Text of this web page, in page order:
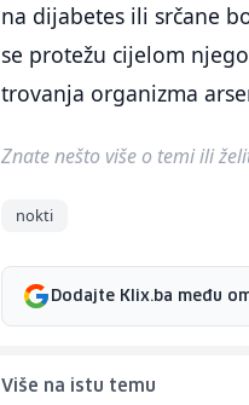
na dijabetes ili srčane
se protežu cijelom
trovanja organizma
Znate nešto više o temi ili
nokti
Dodajte Klix.ba među
Više na istu temu